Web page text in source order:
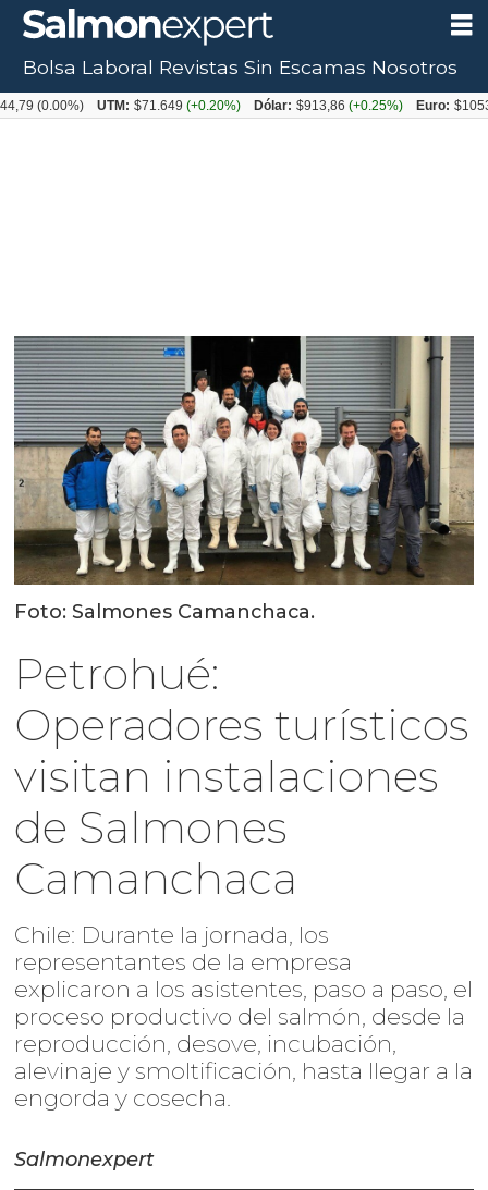
Foto: Salmones Camanchaca.
Petrohué:
Operadores turísticos
visitan instalaciones
de Salmones
Camanchaca
Chile: Durante la jornada, los
representantes de la empresa
explicaron a los asistentes, paso a paso, el
proceso productivo del salmón, desde la
reproducción, desove, incubación,
alevinaje y smoltificación, hasta llegar a la
engorda y cosecha.
Salmonexpert
Bolsa Laboral Revistas Sin Escamas Nosotros
UTM: $71.649(+0.20%) Dólar: $913,86(+0.25%) Euro: $1053,08 (-